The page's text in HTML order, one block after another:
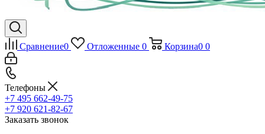
Сравнение0 Отложенные 0 Корзина0 0
Телефоны
+7 495 662-49-75
+7 920 621-82-67
Заказать звонок